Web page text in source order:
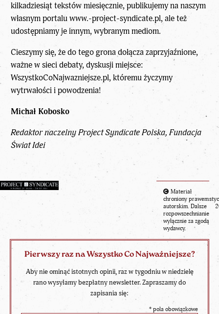
kilkadziesiąt tekstów miesięcznie, publikujemy na naszym
własnym portaluwww.-project-syndicate.pl, ale też
udostępniamy je innym, wybranym mediom.
Cieszymy się, że do tego grona dołącza zaprzyjaźnione,
ważne w sieci debaty, dyskusji miejsce:
WszystkoCoNajwazniejsze.pl, któremu życzymy
wytrwałości i powodzenia!
Michał Kobosko
Redaktor naczelny Project Syndicate Polska, Fundacja
Świat Idei
Materiał
chroniony prawem
autorskim. Dalsze
rozpowszechnianie
wyłącznie za zgodą
wydawcy.
Pierwszy raz na Wszystko Co Najważniejsze?
Aby nie ominąć istotnych opinii, raz w tygodniu w niedzielę
rano wysyłamy bezpłatny newsletter. Zapraszamy do
zapisania się:
* pola obowiązkowe